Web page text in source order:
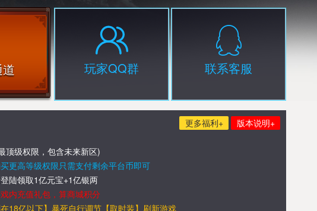
玩家QQ群 联系客服
更多福利+ 版本说明+
顶级权限，包含未来新区)
更高等级权限只需支付剩余平台币即可
陆领取1亿元宝+1亿银两
内充值礼包，算商城积分
18亿以下】暴死自行调节【取时装】刷新游戏